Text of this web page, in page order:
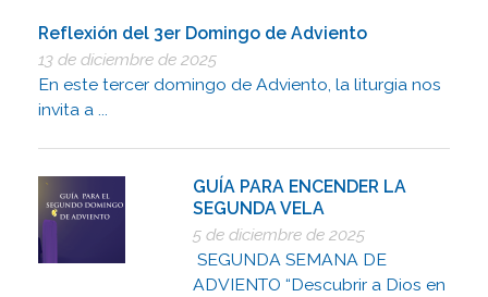
Reflexión del 3er Domingo de Adviento
13 de diciembre de 2025
En este tercer domingo de Adviento, la liturgia nos
invita a ...
GUÍA PARA ENCENDER LA
SEGUNDA VELA
5 de diciembre de 2025
SEGUNDA SEMANA DE
ADVIENTO “Descubrir a Dios en